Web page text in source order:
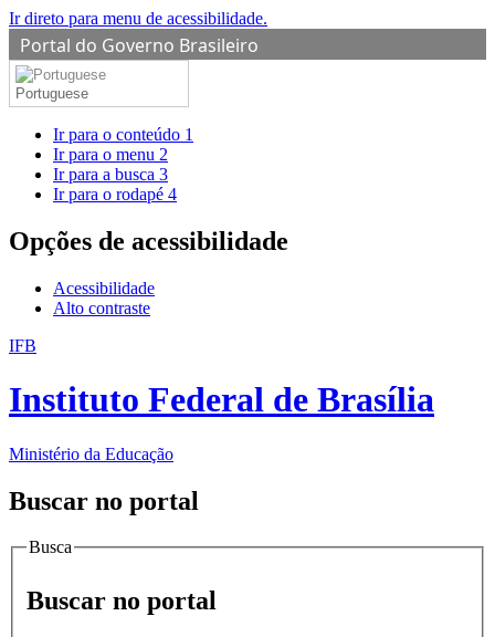
Ir direto para menu de acessibilidade.
Portal do Governo Brasileiro
Portuguese
Ir para o conteúdo 1
Ir para o menu 2
Ir para a busca 3
Ir para o rodapé 4
Opções de acessibilidade
Acessibilidade
Alto contraste
IFB
Instituto Federal de Brasília
Ministério da Educação
Buscar no portal
Busca
Buscar no portal